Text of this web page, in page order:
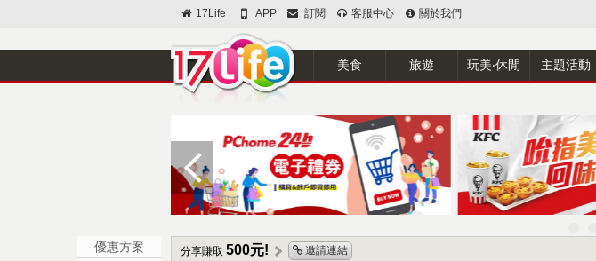
17Life APP 訂閱 客服中心 關於我們
美食 旅遊 玩美‧休閒 主題活動
優惠方案
分享賺取 500元! 邀請連結